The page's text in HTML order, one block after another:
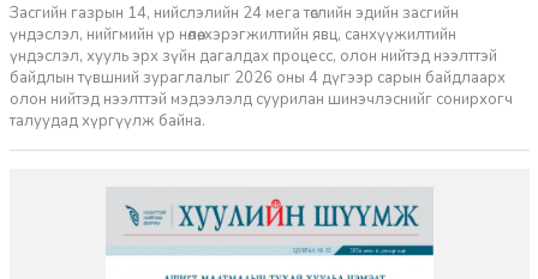
Засгийн газрын 14, нийслэлийн 24 мега төслийн эдийн засгийн
үндэслэл, нийгмийн үр нөлөө, хэрэгжилтийн явц, санхүүжилтийн
үндэслэл, хууль эрх зүйн дагалдах процесс, олон нийтэд нээлттэй
байдлын түвшний зураглалыг 2026 оны 4 дүгээр сарын байдлаарх
олон нийтэд нээлттэй мэдээлэлд суурилан шинэчлэснийг сонирхогч
талуудад хүргүүлж байна.